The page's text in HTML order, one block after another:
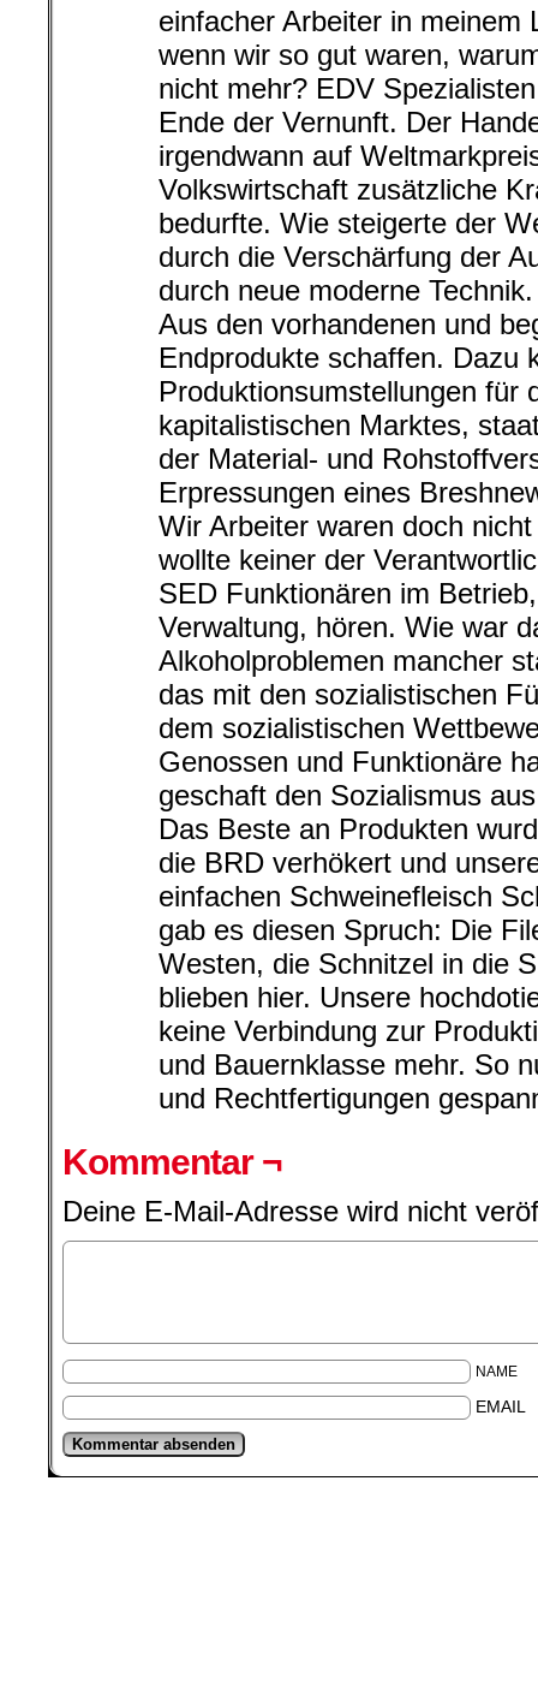
einfacher Arbeiter in meinem
wenn wir so gut waren,
nicht mehr? EDV
Ende der Vernunft. Der
irgendwann auf
Volkswirtschaft zusätzliche
bedurfte. Wie steigerte der
durch die Verschärfung der
durch neue moderne
Aus den vorhandenen und
Endprodukte schaffen. Dazu
Produktionsumstellungen für
kapitalistischen Marktes,
der Material- und
Erpressungen eines
Wir Arbeiter waren doch
wollte keiner der
SED Funktionären im
Verwaltung, hören. Wie war
Alkoholproblemen mancher
das mit den sozialistischen
dem sozialistischen
Genossen und Funktionäre
geschaft den Sozialismus
Das Beste an Produkten
die BRD verhökert und
einfachen Schweinefleisch
gab es diesen Spruch: Die
Westen, die Schnitzel in die
blieben hier. Unsere
keine Verbindung zur
und Bauernklasse mehr. So
und Rechtfertigungen
Kommentar ¬
Deine E-Mail-Adresse wird nicht
NAME
EMAIL